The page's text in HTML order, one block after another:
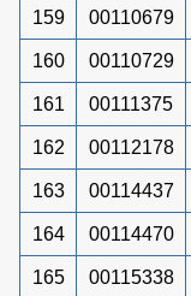
159 00110679
160 00110729
161 00111375
162 00112178
163 00114437
164 00114470
165 00115338